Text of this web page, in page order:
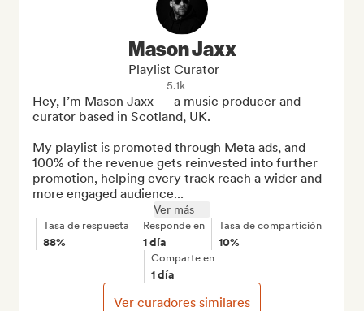
Mason Jaxx
Playlist Curator
5.1k
Hey, I’m Mason Jaxx — a music producer and
curator based in Scotland, UK.
My playlist is promoted through Meta ads, and
100% of the revenue gets reinvested into further
promotion, helping every track reach a wider and
more engaged audience...
Ver más
Tasa de respuesta
88%
Responde en
1 día
Tasa de compartición
10%
Comparte en
1 día
Ver curadores similares